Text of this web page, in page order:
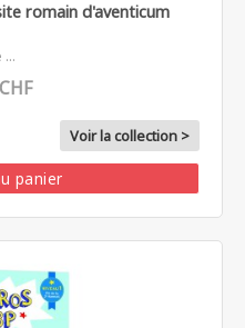
romain d'aventicum
Voir la collection >
panier